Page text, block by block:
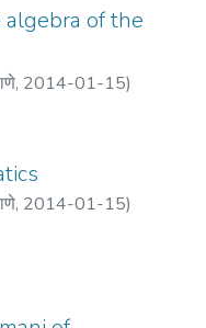
of the
, 2014-01-15)
, 2014-01-15)